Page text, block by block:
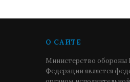
О САЙТЕ
Министерство обороны
Федерации является